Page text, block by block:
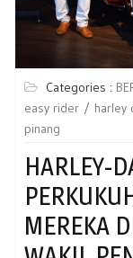
Categories :
easy rider
harley
pinang
HARLEY-
MEREKA